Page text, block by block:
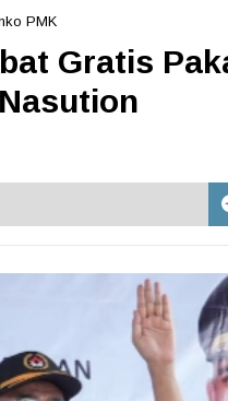
PMK
Gratis